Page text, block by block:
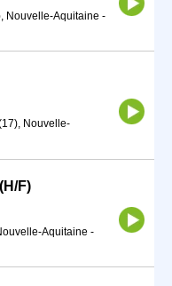
Nouvelle-Aquitaine -
Nouvelle-
F)
Aquitaine -